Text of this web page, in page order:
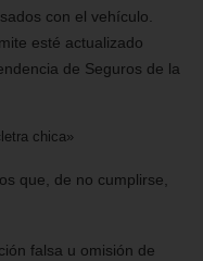
con el vehículo.
esté actualizado
de Seguros de la
chica»
que, de no cumplirse,
falsa u omisión de